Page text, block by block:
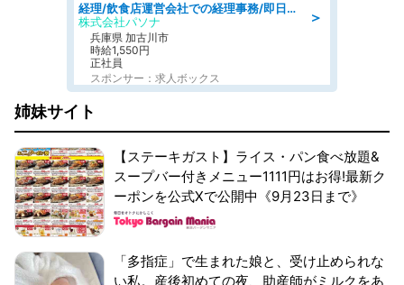
＞
経理/飲食店運営会社での経理事務/即日勤務可/車通勤可/経理/一般事務
株式会社パソナ
兵庫県 加古川市
時給1,550円
正社員
スポンサー：求人ボックス
姉妹サイト
【ステーキガスト】ライス・パン食べ放題&
スープバー付きメニュー1111円はお得!最新ク
ーポンを公式Xで公開中《9月23日まで》
「多指症」で生まれた娘と、受け止められな
い私。産後初めての夜、助産師がミルクをあ